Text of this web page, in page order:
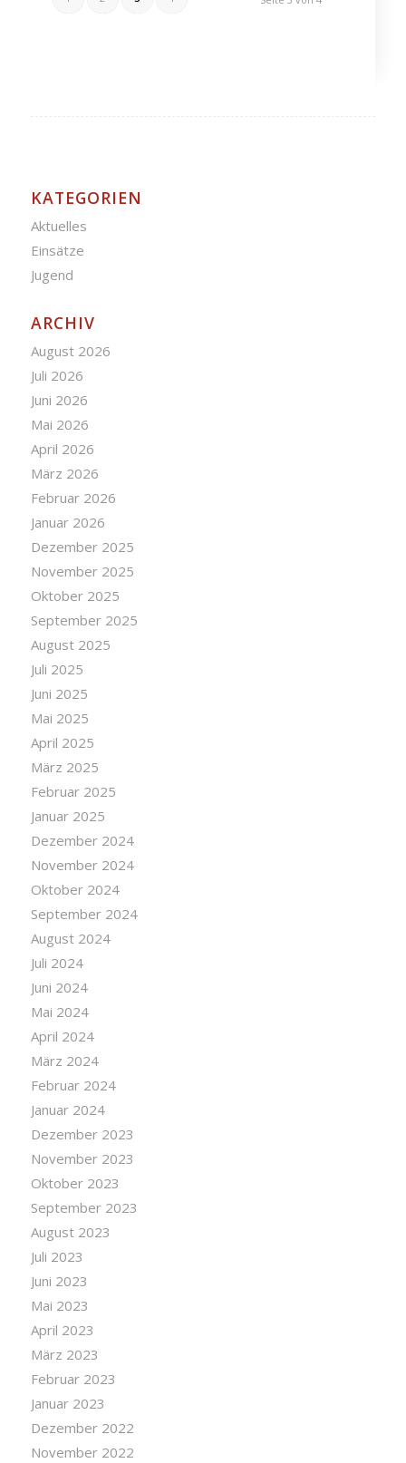
KATEGORIEN
Aktuelles
Einsätze
Jugend
ARCHIV
August 2026
Juli 2026
Juni 2026
Mai 2026
April 2026
März 2026
Februar 2026
Januar 2026
Dezember 2025
November 2025
Oktober 2025
September 2025
August 2025
Juli 2025
Juni 2025
Mai 2025
April 2025
März 2025
Februar 2025
Januar 2025
Dezember 2024
November 2024
Oktober 2024
September 2024
August 2024
Juli 2024
Juni 2024
Mai 2024
April 2024
März 2024
Februar 2024
Januar 2024
Dezember 2023
November 2023
Oktober 2023
September 2023
August 2023
Juli 2023
Juni 2023
Mai 2023
April 2023
März 2023
Februar 2023
Januar 2023
Dezember 2022
November 2022